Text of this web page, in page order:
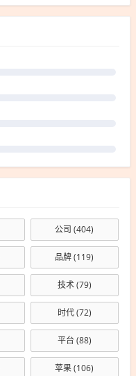
公司 (404)
品牌(119)
技术(79)
时代(72)
平台 (88)
苹果(106)